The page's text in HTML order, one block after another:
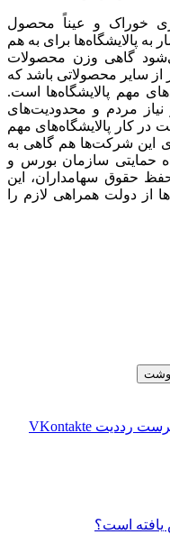
خوراک و عیناً محصول
پالایشگاه‌ها برای به هم
گاهی وزن محصولات
از سایر محصولاتی باشد که
مهم پالایشگاه‌ها است.
نیاز مردم و محدودیت‌های
کار پالایشگاه‌های مهم
این شرکت‌ها هم گاهی به
حمایتی سازمان بورس و
حقوق سهامداران، این
از دولت همراهی لازم را
‫رددیت ‫VKontakte